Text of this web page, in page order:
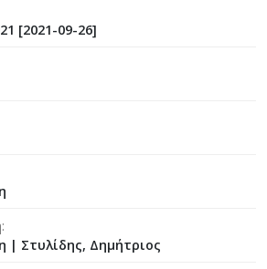
[2021-09-26]
| Στυλίδης, Δημήτριος